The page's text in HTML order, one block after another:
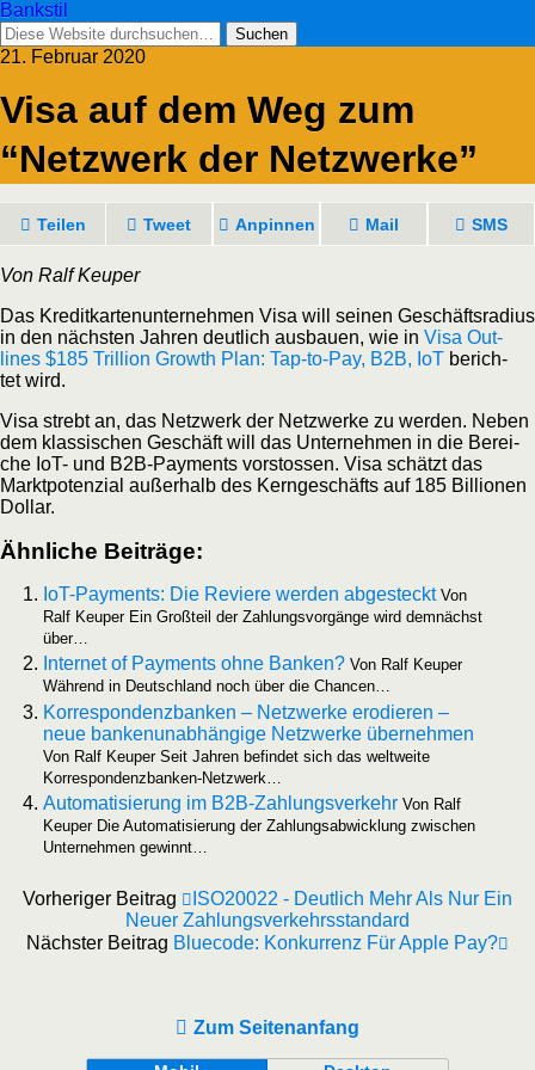
Bankstil
21. Februar 2020
Visa auf dem Weg zum
“Netz­werk der Netzwerke”
Tei­len Tweet Anpin­nen Mail SMS
Von Ralf Keuper
Das Kre­dit­kar­ten­un­ter­neh­men Visa will sei­nen Geschäfts­ra­di­us
in den nächs­ten Jah­ren deut­lich aus­bau­en, wie in Visa Out­
lines $185 Tril­li­on Growth Plan: Tap-to-Pay, B2B, IoT berich­
tet wird.
Visa strebt an, das Netz­werk der Netz­wer­ke zu wer­den. Neben
dem klas­si­schen Geschäft will das Unter­neh­men in die Berei­
che IoT- und B2B-Pay­ments vor­stos­sen. Visa schätzt das
Markt­po­ten­zi­al außer­halb des Kern­ge­schäfts auf 185 Bil­lio­nen
Dollar.
Ähn­li­che Beiträge:
IoT-Pay­­ments: Die Revie­re wer­den abge­steckt Von
Ralf Keu­per Ein Groß­teil der Zah­lungs­vor­gän­ge wird dem­nächst
über…
Inter­net of Pay­ments ohne Ban­ken? Von Ralf Keu­per
Wäh­rend in Deutsch­land noch über die Chancen…
Kor­re­spon­denz­ban­ken – Netz­wer­ke ero­die­ren –
neue ban­ken­un­ab­hän­gi­ge Netz­wer­ke über­neh­men
Von Ralf Keu­per Seit Jah­ren befin­det sich das welt­wei­te
Korrespondenzbanken-Netzwerk…
Auto­ma­ti­sie­rung im B2B-Zah­lungs­ver­kehr Von Ralf
Keu­per Die Auto­ma­ti­sie­rung der Zah­lungs­ab­wick­lung zwi­schen
Unter­neh­men gewinnt…
Vorheriger Beitrag
ISO20022 - Deutlich Mehr Als Nur Ein
Neuer Zahlungsverkehrsstandard
Nächster Beitrag Bluecode: Konkurrenz Für Apple Pay?
Zum Seitenanfang